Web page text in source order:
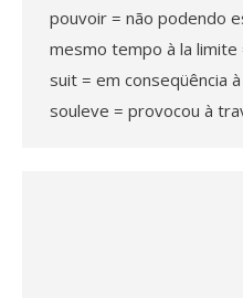
pouvoir = não podendo
mesmo tempo à la limite
suit = em conseqüência
souleve = provocou à